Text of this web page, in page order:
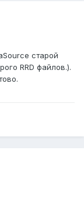
старой
RRD файлов.).